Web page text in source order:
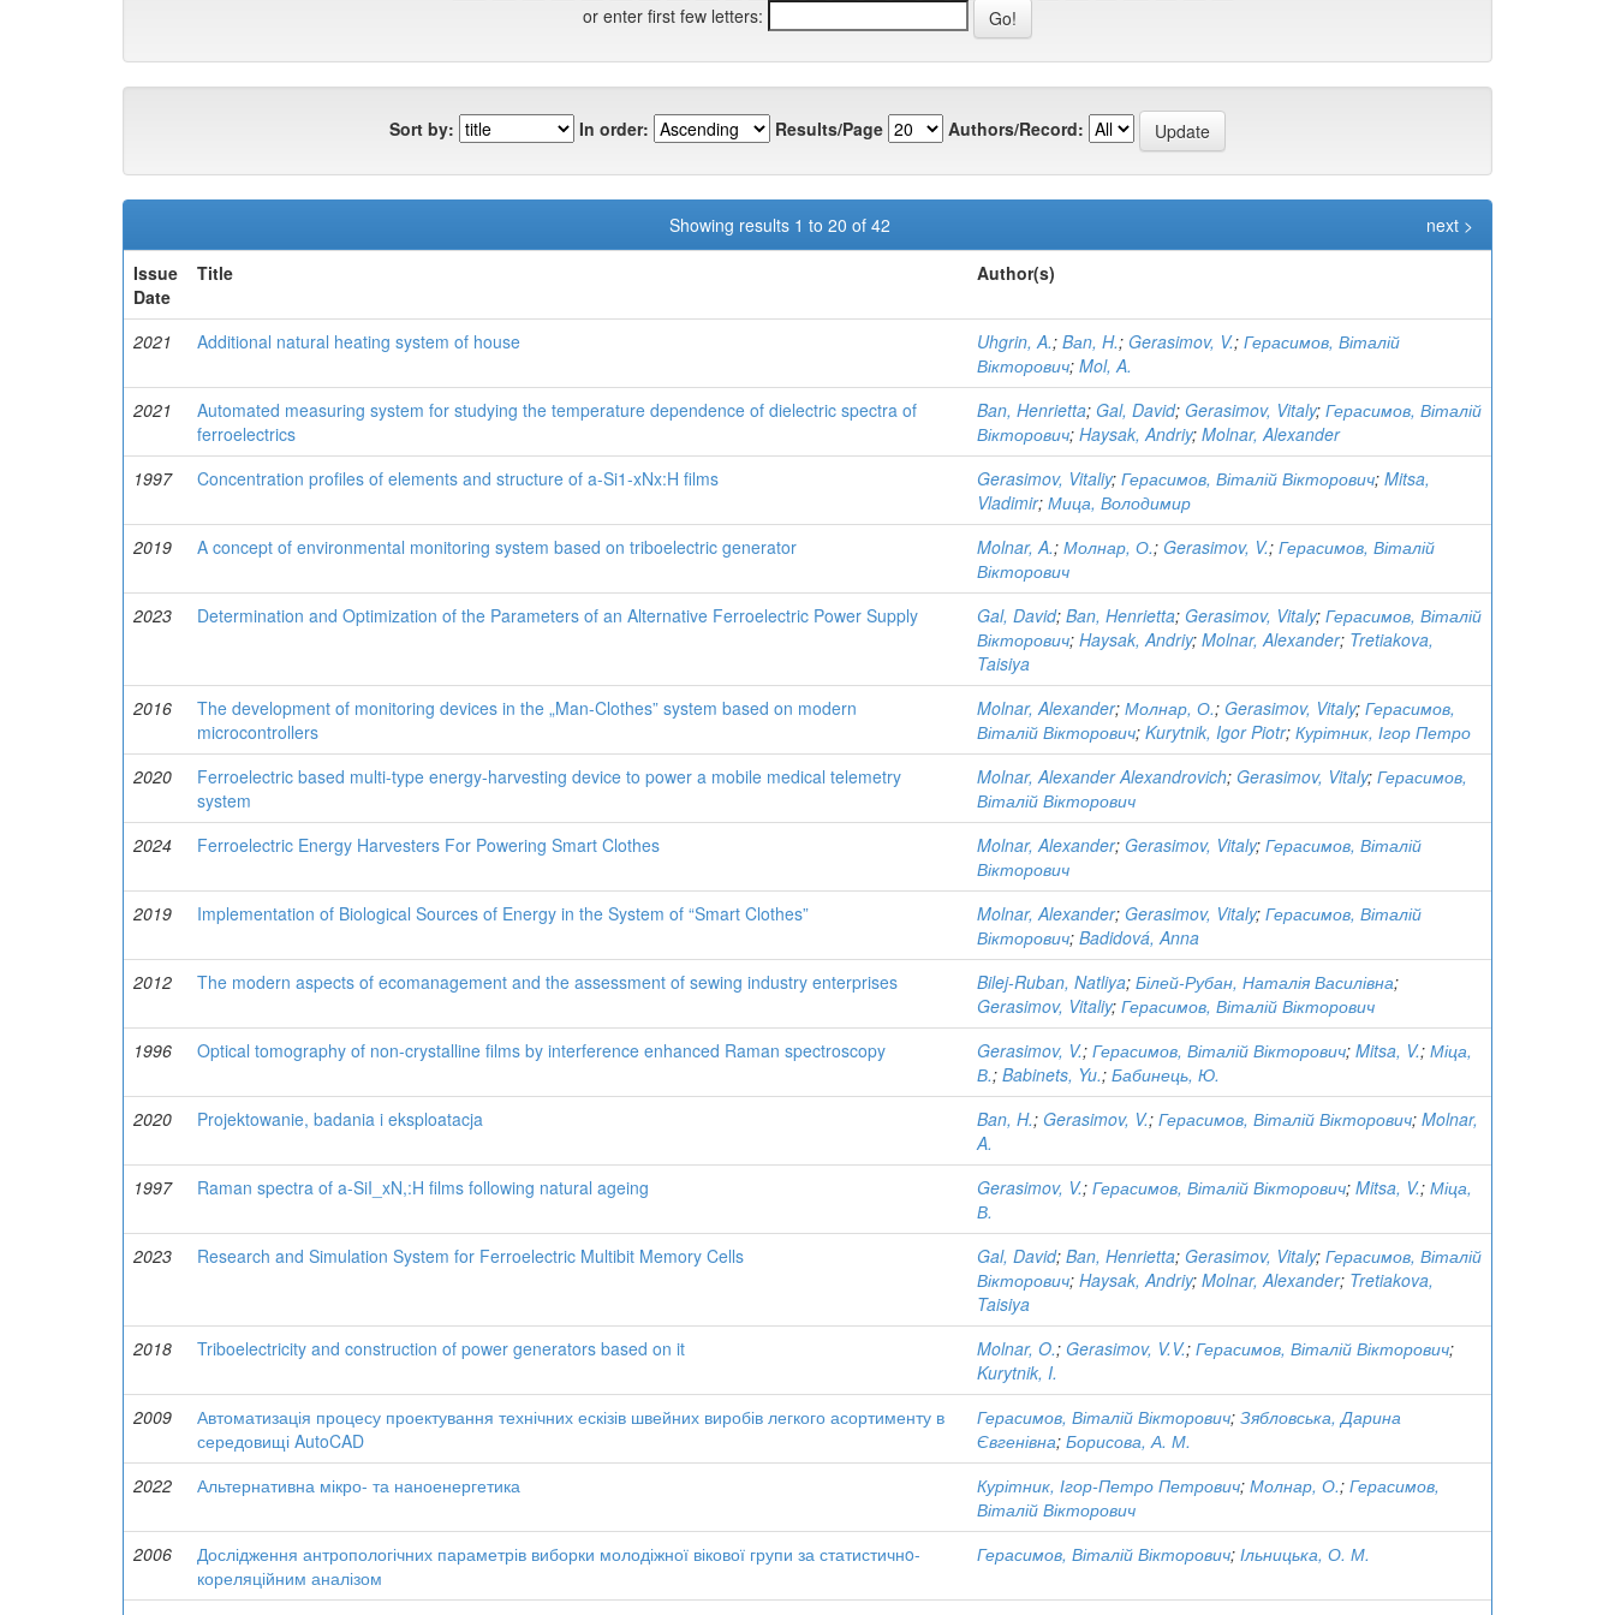
or enter first few letters:
Sort by: In order: Results/Page Authors/Record:
Showing results 1 to 20 of 42
next >
Issue
Date
Title Author(s)
2021 Additional natural heating system of house Uhgrin, A.; Bаn, H.; Gerasimov, V.; Герасимов, Віталій
Вікторович; Mol, A.
2021
Automated measuring system for studying the temperature dependence of dielectric spectra of
ferroelectrics
Ban, Henrietta; Gal, David; Gerasimov, Vitaly; Герасимов, Віталій
Вікторович; Haysak, Andriy; Molnar, Alexander
1997
Concentration profiles of elements and structure of a-Si1-xNx:H films Gerasimov, Vitaliy; Герасимов, Віталій Вікторович; Mitsa,
Vladimir; Мица, Володимир
2019
A concept of environmental monitoring system based on triboelectric generator Molnar, A.; Молнар, О.; Gerasimov, V.; Герасимов, Віталій
Вікторович
2023
Determination and Optimization of the Parameters of an Alternative Ferroelectric Power Supply Gal, David; Ban, Henrietta; Gerasimov, Vitaly; Герасимов, Віталій
Вікторович; Haysak, Andriy; Molnar, Alexander; Tretiakova,
Taisiya
2016
The development of monitoring devices in the „Man-Clothes” system based on modern
microcontrollers
Molnar, Alexander; Молнар, О.; Gerasimov, Vitaly; Герасимов,
Віталій Вікторович; Kurytnik, Igor Piotr; Курітник, Ігор Петро
2020
Ferroelectric based multi-type energy-harvesting device to power a mobile medical telemetry
system
Molnar, Alexander Alexandrovich; Gerasimov, Vitaly; Герасимов,
Віталій Вікторович
2024
Ferroelectric Energy Harvesters For Powering Smart Clothes Molnar, Alexander; Gerasimov, Vitaly; Герасимов, Віталій
Вікторович
2019
Implementation of Biological Sources of Energy in the System of “Smart Clothes” Molnar, Alexander; Gerasimov, Vitaly; Герасимов, Віталій
Вікторович; Badidová, Anna
2012
The modern aspects of ecomanagement and the assessment of sewing industry enterprises Bilej-Ruban, Natliya; Білей-Рубан, Наталія Василівна;
Gerasimov, Vitaliy; Герасимов, Віталій Вікторович
1996
Optical tomography of non-crystalline films by interference enhanced Raman spectroscopy Gerasimov, V.; Герасимов, Віталій Вікторович; Mitsa, V.; Міца,
В.; Babinets, Yu.; Бабинець, Ю.
2020
Projektowanie, badania i eksploatacja Ban, H.; Gerasimov, V.; Герасимов, Віталій Вікторович; Molnar,
A.
1997
Raman spectra of a-SiI_xN,:H films following natural ageing Gerasimov, V.; Герасимов, Віталій Вікторович; Mitsa, V.; Міца,
В.
2023
Research and Simulation System for Ferroelectric Multibit Memory Cells Gal, David; Ban, Henrietta; Gerasimov, Vitaly; Герасимов, Віталій
Вікторович; Haysak, Andriy; Molnar, Alexander; Tretiakova,
Taisiya
2018
Triboelectricity and construction of power generators based on it Molnar, O.; Gerasimov, V.V.; Герасимов, Віталій Вікторович;
Kurytnik, I.
2009
Автоматизація процесу проектування технічних ескізів швейних виробів легкого асортименту в
середовищі AutoCAD
Герасимов, Віталій Вікторович; Зябловська, Дарина
Євгенівна; Борисова, А. М.
2022
Альтернативна мікро- та наноенергетика Курітник, Ігор-Петро Петрович; Молнар, О.; Герасимов,
Віталій Вікторович
2006
Дослідження антропологічних параметрів виборки молодіжної вікової групи за статистичнo-
кореляційним аналізом
Герасимов, Віталій Вікторович; Ільницька, О. М.